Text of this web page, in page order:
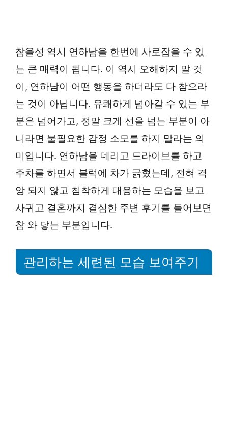
참을성 역시 연하남을 한번에 사로잡을 수 있
는 큰 매력이 됩니다. 이 역시 오해하지 말 것
이, 연하남이 어떤 행동을 하더라도 다 참으라
는 것이 아닙니다. 유쾌하게 넘아갈 수 있는 부
분은 넘어가고, 정말 크게 선을 넘는 부분이 아
니라면 불필요한 감정 소모를 하지 말라는 의
미입니다. 연하남을 데리고 드라이브를 하고
주차를 하면서 블럭에 차가 긁혔는데, 전혀 격
앙 되지 않고 침착하게 대응하는 모습을 보고
사귀고 결혼까지 결심한 주변 후기를 들어보면
참 와 닿는 부분입니다.
관리하는 세련된 모습 보여주기